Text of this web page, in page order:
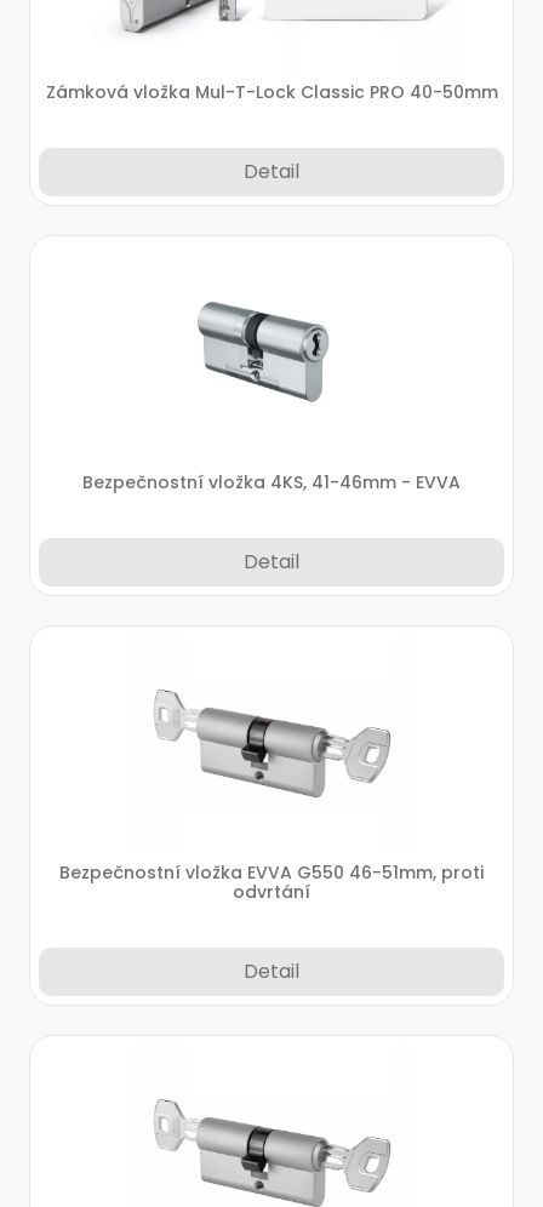
Zámková vložka Mul-T-Lock Classic PRO 40-50mm
Detail
Bezpečnostní vložka 4KS, 41-46mm - EVVA
Detail
Bezpečnostní vložka EVVA G550 46-51mm, proti
odvrtání
Detail